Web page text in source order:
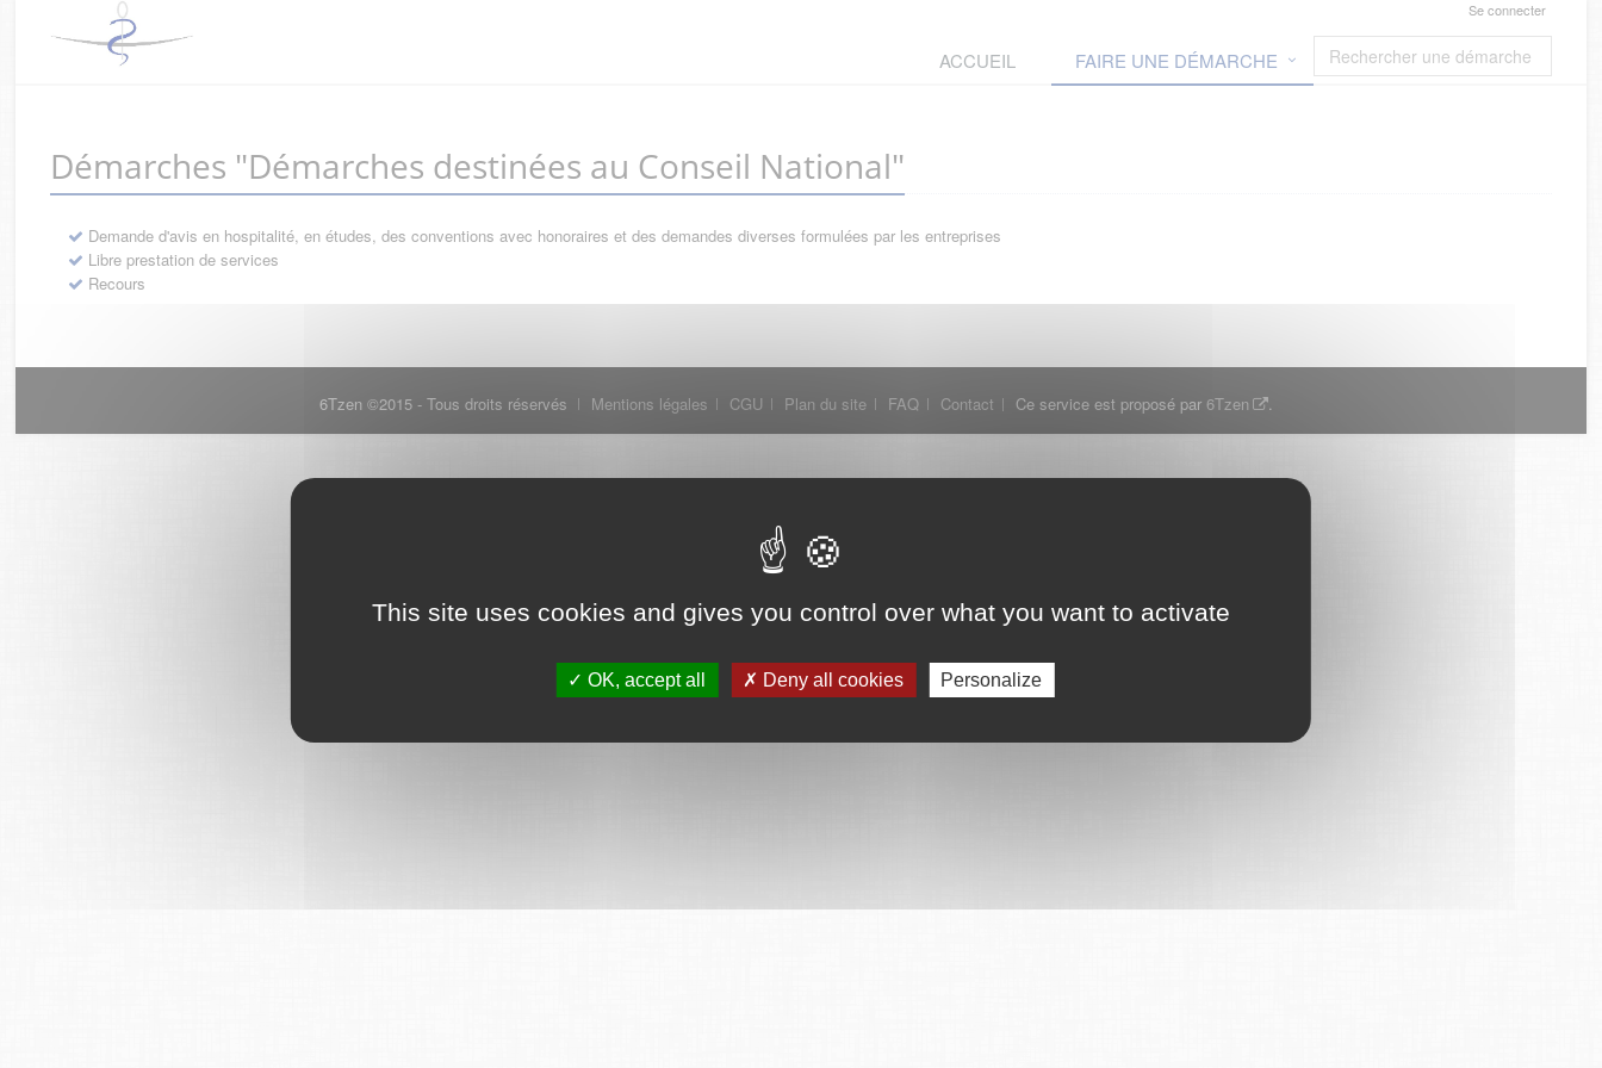
This site uses cookies and gives you control over what you want to activate
OK, accept all Deny all cookies Personalize
Se connecter
ACCUEIL FAIRE UNE DÉMARCHE
Démarches "Démarches destinées au Conseil National"
Demande d'avis en hospitalité, en études, des conventions avec honoraires et des demandes diverses formulées par les entreprises
Libre prestation de services
Recours
6Tzen ©2015 - Tous droits réservés Mentions légales CGU Plan du site FAQ Contact Ce service est proposé par 6Tzen .